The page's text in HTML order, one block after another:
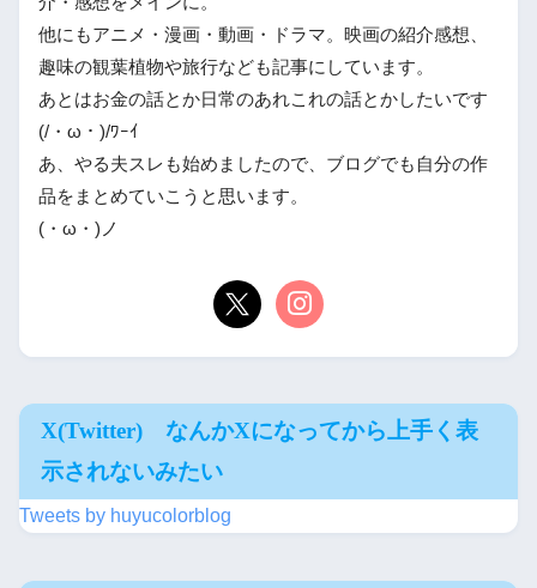
他にもアニメ・漫画・動画・ドラマ。映画の紹介感想、
趣味の観葉植物や旅行なども記事にしています。
あとはお金の話とか日常のあれこれの話とかしたいです
(/・ω・)/ﾜｰｲ
あ、やる夫スレも始めましたので、ブログでも自分の作
品をまとめていこうと思います。
(・ω・)ノ
X(Twitter) なんかXになってから上手く表
示されないみたい
Tweets by huyucolorblog